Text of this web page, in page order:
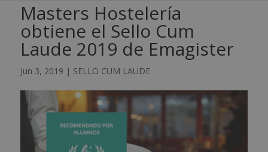
Masters Hostelería
obtiene el Sello Cum
Laude 2019 de Emagister
Jun 3, 2019 | SELLO CUM LAUDE